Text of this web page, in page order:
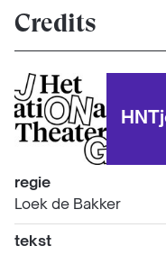
Credits
regie
Loek de Bakker
tekst